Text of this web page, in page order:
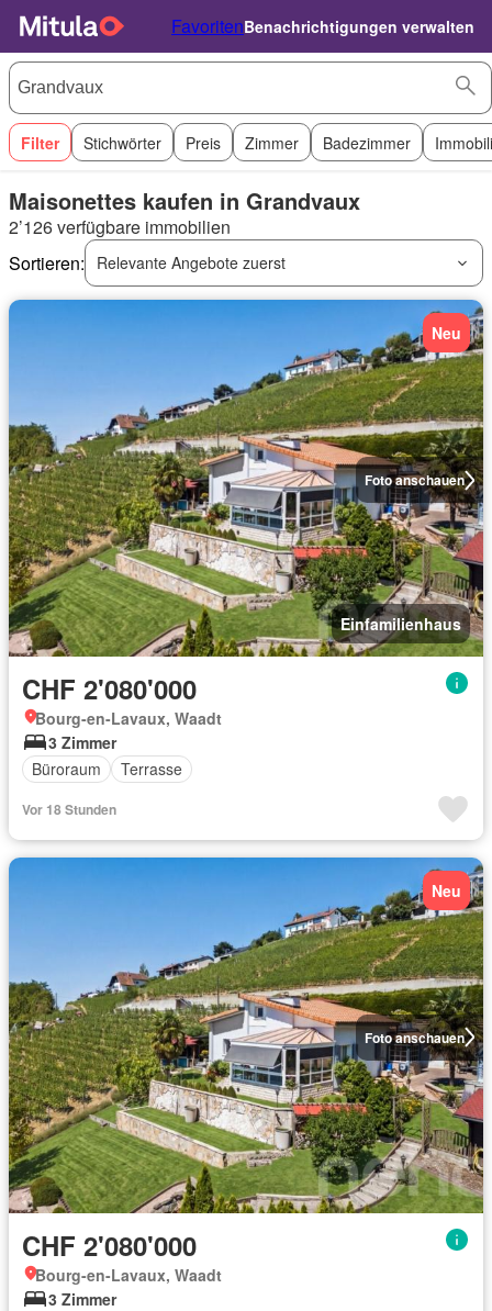
FavoritenBenachrichtigungen verwalten
Filter Stichwörter Preis Zimmer Badezimmer
Maisonettes kaufen in Grandvaux
2’126 verfügbare immobilien
Sortieren:
Relevante Angebote zuerst
Foto anschauen
Neu
Einfamilienhaus
CHF 2'080'000
Bourg-en-Lavaux, Waadt
3 Zimmer
Büroraum
Terrasse
Vor 18 Stunden
Foto anschauen
Neu
CHF 2'080'000
Bourg-en-Lavaux, Waadt
3 Zimmer